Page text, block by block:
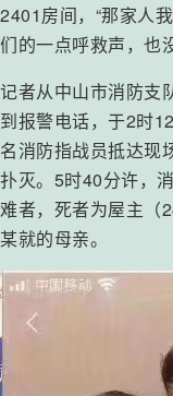
2401房间，“那家人
们的一点呼救声，也
记者从中山市消防支
到报警电话，于2时
名消防指战员抵达现
扑灭。5时40分许，
难者，死者为屋主（
某就的母亲。